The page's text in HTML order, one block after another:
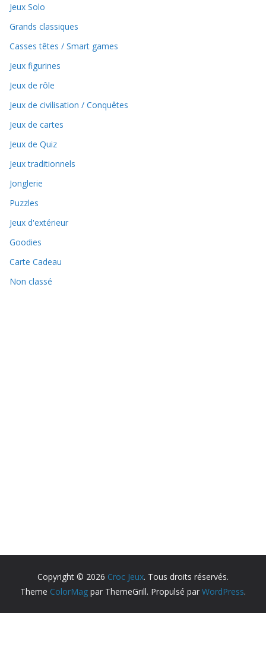
Jeux Solo
Grands classiques
Casses têtes / Smart games
Jeux figurines
Jeux de rôle
Jeux de civilisation / Conquêtes
Jeux de cartes
Jeux de Quiz
Jeux traditionnels
Jonglerie
Puzzles
Jeux d'extérieur
Goodies
Carte Cadeau
Non classé
Copyright © 2026 Croc Jeux. Tous droits réservés.
Theme ColorMag par ThemeGrill. Propulsé par WordPress.